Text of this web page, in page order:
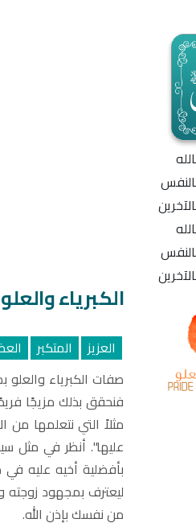
الكبرياء والعلو
العزيز المتكبر
صفات الكبرياء والعلو
فنحقق بذلك مزيجًا
مثلاً التي نتعلمها من
عليها". أنظر في مثل
بأفضلية أخيه عليه
ليعترف بمجهود زوجته
من نفسك بإذن الله.